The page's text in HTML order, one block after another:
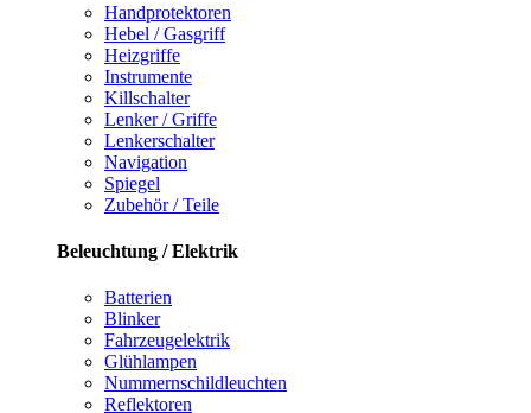
Handprotektoren
Hebel / Gasgriff
Heizgriffe
Instrumente
Killschalter
Lenker / Griffe
Lenkerschalter
Navigation
Spiegel
Zubehör / Teile
Beleuchtung / Elektrik
Batterien
Blinker
Fahrzeugelektrik
Glühlampen
Nummernschildleuchten
Reflektoren